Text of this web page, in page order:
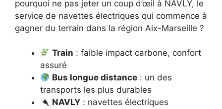
pourquoi ne pas jeter un coup d’œil à NAVLY, le
service de navettes électriques qui commence à
gagner du terrain dans la région Aix-Marseille ?
Train : faible impact carbone, confort
assuré
Bus longue distance : un des
transports les plus durables
NAVLY : navettes électriques